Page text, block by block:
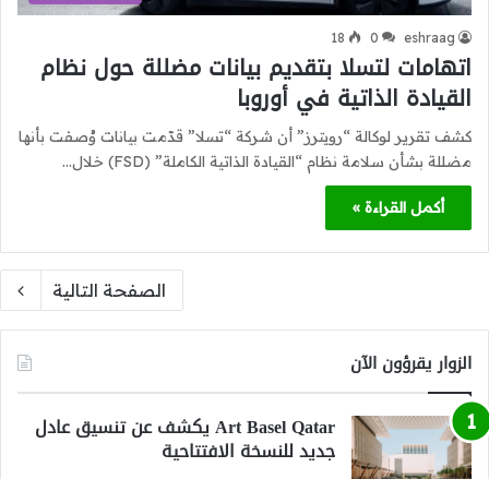
eshraag
0
18
اتهامات لتسلا بتقديم بيانات مضللة حول نظام
القيادة الذاتية في أوروبا
كشف تقرير لوكالة “رويترز” أن شركة “تسلا” قدّمت بيانات وُصفت بأنها
مضللة بشأن سلامة نظام “القيادة الذاتية الكاملة” (FSD) خلال…
أكمل القراءة »
الصفحة التالية
الزوار يقرؤون الآن
Art Basel Qatar يكشف عن تنسيق عادل
جديد للنسخة الافتتاحية